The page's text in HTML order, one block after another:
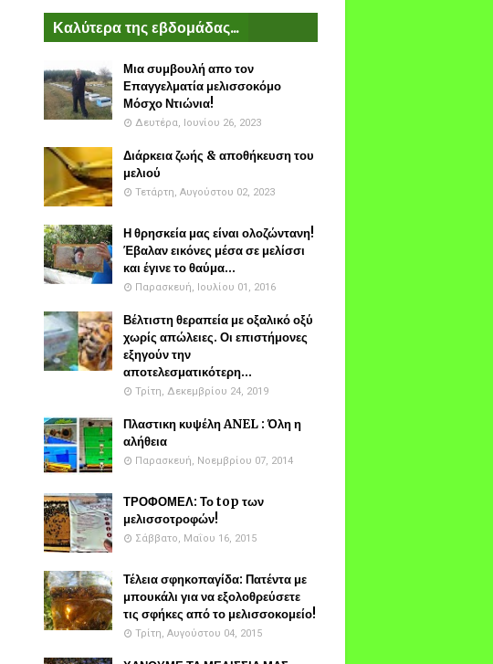
Καλύτερα της εβδομάδας...
Μια συμβουλή απο τον
Επαγγελματία μελισσοκόμο
Μόσχο Ντιώνια!
Δευτέρα, Ιουνίου 26, 2023
Διάρκεια ζωής & αποθήκευση του
μελιού
Τετάρτη, Αυγούστου 02, 2023
Η θρησκεία μας είναι ολοζώντανη!
Έβαλαν εικόνες μέσα σε μελίσσι
και έγινε το θαύμα...
Παρασκευή, Ιουλίου 01, 2016
Βέλτιστη θεραπεία με οξαλικό οξύ
χωρίς απώλειες. Οι επιστήμονες
εξηγούν την
αποτελεσματικότερη...
Τρίτη, Δεκεμβρίου 24, 2019
Πλαστικη κυψέλη ANEL : Όλη η
αλήθεια
Παρασκευή, Νοεμβρίου 07, 2014
ΤΡΟΦΟΜΕΛ: Το top των
μελισσοτροφών!
Σάββατο, Μαΐου 16, 2015
Τέλεια σφηκοπαγίδα: Πατέντα με
μπουκάλι για να εξολοθρεύσετε
τις σφήκες από το μελισσοκομείο!
Τρίτη, Αυγούστου 04, 2015